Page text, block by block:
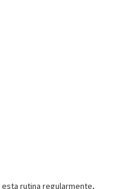
rutina regularmente,